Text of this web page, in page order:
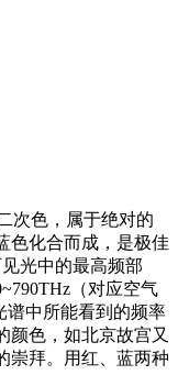
次色，属于绝对的
色化合而成，是极佳
光中的最高频部
（对应空气
谱中所能看到的频率
颜色，如北京故宫又
崇拜。用红、蓝两种